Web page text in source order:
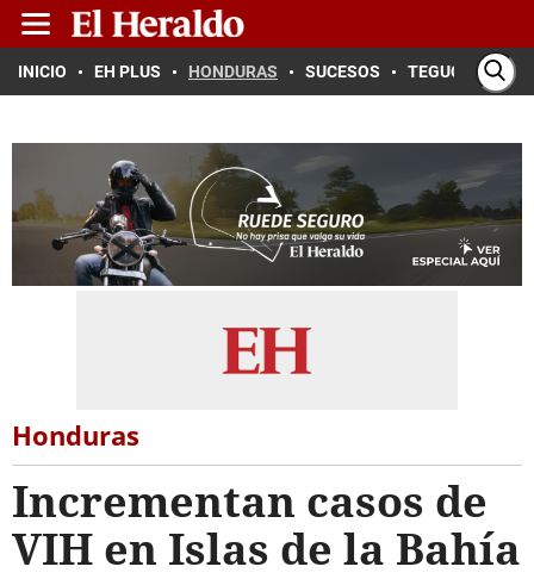
INICIO EH PLUS HONDURAS SUCESOS TEGUCIGALPA
Honduras
Incrementan casos de
VIH en Islas de la Bahía